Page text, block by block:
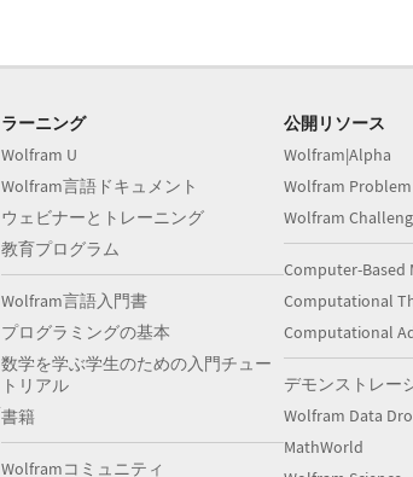
ラーニング
Wolfram U
Wolfram言語ドキュメント
ウェビナーとトレーニング
教育プログラム
Wolfram言語入門書
プログラミングの基本
数学を学ぶ学生のための入門チュー
トリアル
書籍
Wolframコミュニティ
公開リソース
Wolfram|Alpha
Wolfram
Wolfram
Computer-Based
Computational
Computational
デモンストレー
Wolfram Data
MathWorld